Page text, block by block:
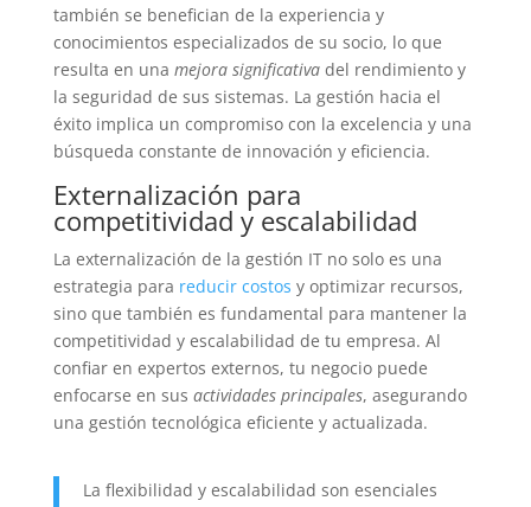
también se benefician de la experiencia y
conocimientos especializados de su socio, lo que
resulta en una mejora significativadel rendimiento y
la seguridad de sus sistemas. La gestión hacia el
éxito implica un compromiso con la excelencia y una
búsqueda constante de innovación y eficiencia.
Externalización para
competitividad y escalabilidad
La externalización de la gestión IT no solo es una
estrategia para reducir costos y optimizar recursos,
sino que también es fundamental para mantener la
competitividad y escalabilidad de tu empresa. Al
confiar en expertos externos, tu negocio puede
enfocarse en sus actividades principales, asegurando
una gestión tecnológica eficiente y actualizada.
La flexibilidad y escalabilidad son esenciales